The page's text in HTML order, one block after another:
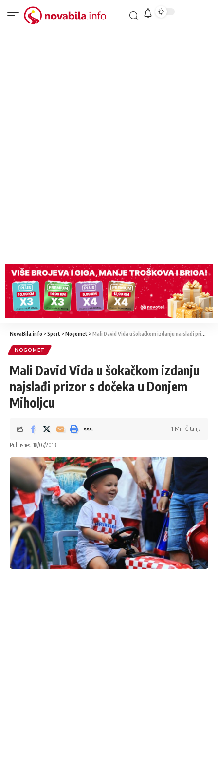
NovaBila.info >Sport >Nogomet >Mali David Vida u šokačkom izdanju najslađi prizor s dočeka u Donjem Miholjcu
NOGOMET
Mali David Vida u šokačkom izdanju
najslađi prizor s dočeka u Donjem
Miholjcu
Published 18/07/2018
1 Min Čitanja